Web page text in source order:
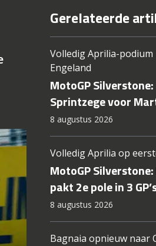
Gerelateerde
Volledig Aprilia-podium
Engeland
MotoGP
Sprintzege voor
8 augustus 2026
Volledig Aprilia op
MotoGP
pakt 2e pole in 3
8 augustus 2026
Bagnaia opnieuw naar